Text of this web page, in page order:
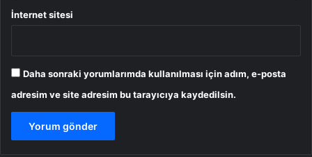
İnternet sitesi
Daha sonraki yorumlarımda kullanılması için adım, e-posta
adresim ve site adresim bu tarayıcıya kaydedilsin.